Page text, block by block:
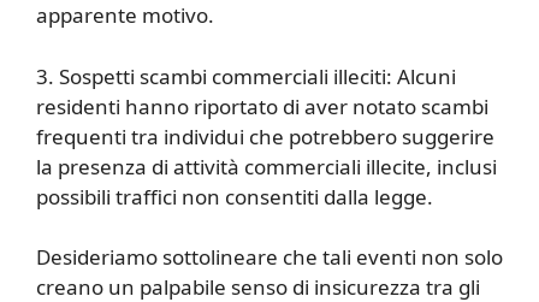
apparente motivo.
3. Sospetti scambi commerciali illeciti: Alcuni
residenti hanno riportato di aver notato scambi
frequenti tra individui che potrebbero suggerire
la presenza di attività commerciali illecite, inclusi
possibili traffici non consentiti dalla legge.
Desideriamo sottolineare che tali eventi non solo
creano un palpabile senso di insicurezza tra gli